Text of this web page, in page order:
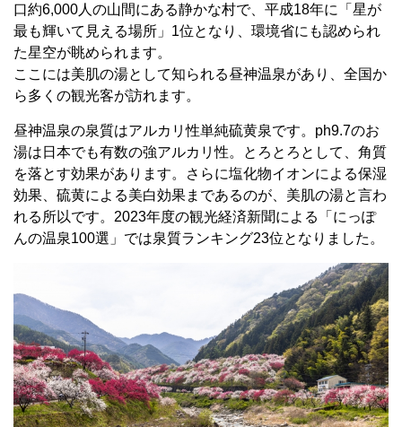
口約6,000人の山間にある静かな村で、平成18年に「星が
最も輝いて見える場所」1位となり、環境省にも認められ
た星空が眺められます。
ここには美肌の湯として知られる昼神温泉があり、全国か
ら多くの観光客が訪れます。
昼神温泉の泉質はアルカリ性単純硫黄泉です。ph9.7のお
湯は日本でも有数の強アルカリ性。とろとろとして、角質
を落とす効果があります。さらに塩化物イオンによる保湿
効果、硫黄による美白効果まであるのが、美肌の湯と言わ
れる所以です。2023年度の観光経済新聞による「にっぽ
んの温泉100選」では泉質ランキング23位となりました。